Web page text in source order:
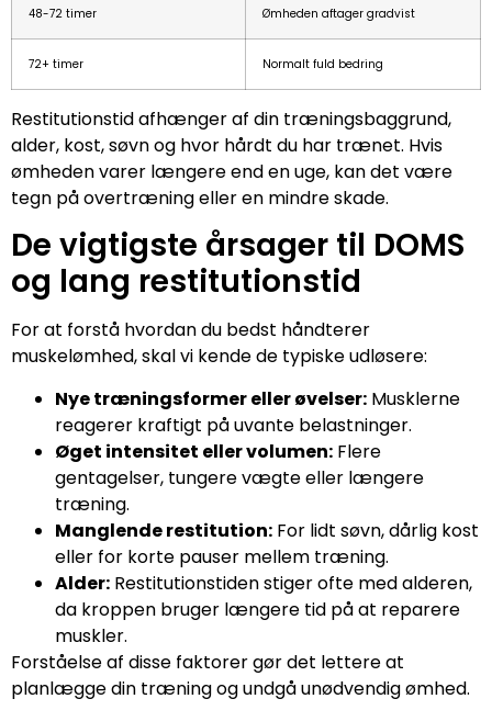
48-72 timer Ømheden aftager gradvist
72+ timer Normalt fuld bedring
Restitutionstid afhænger af din træningsbaggrund,
alder, kost, søvn og hvor hårdt du har trænet. Hvis
ømheden varer længere end en uge, kan det være
tegn på overtræning eller en mindre skade.
De vigtigste årsager til DOMS
og lang restitutionstid
For at forstå hvordan du bedst håndterer
muskelømhed, skal vi kende de typiske udløsere:
Nye træningsformer eller øvelser: Musklerne
reagerer kraftigt på uvante belastninger.
Øget intensitet eller volumen: Flere
gentagelser, tungere vægte eller længere
træning.
Manglende restitution: For lidt søvn, dårlig kost
eller for korte pauser mellem træning.
Alder: Restitutionstiden stiger ofte med alderen,
da kroppen bruger længere tid på at reparere
muskler.
Forståelse af disse faktorer gør det lettere at
planlægge din træning og undgå unødvendig ømhed.